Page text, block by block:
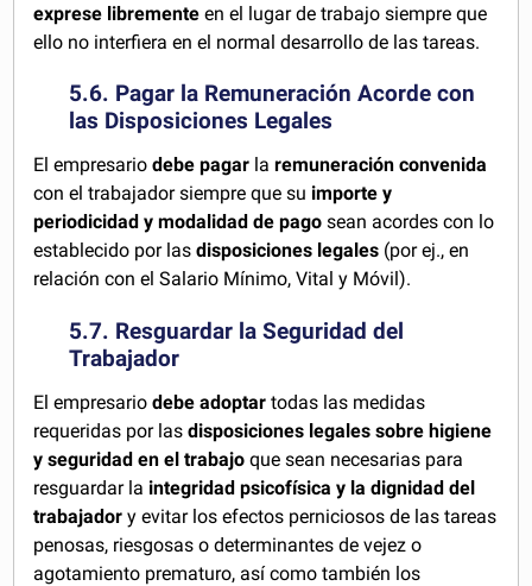
exprese libremente en el lugar de trabajo siempre que
ello no interfiera en el normal desarrollo de las tareas.
5.6. Pagar la Remuneración Acorde con
las Disposiciones Legales
El empresariodebe pagar laremuneración convenida
con el trabajador siempre que su importe y
periodicidad y modalidad de pago sean acordes con lo
establecido por lasdisposiciones legales (por ej., en
relación con el Salario Mínimo, Vital y Móvil).
5.7. Resguardar la Seguridad del
Trabajador
El empresariodebe adoptar todas las medidas
requeridas por lasdisposiciones legales sobre higiene
y seguridad en el trabajo que sean necesarias para
resguardar la integridad psicofísica y la dignidad del
trabajador y evitar los efectos perniciosos de las tareas
penosas, riesgosas o determinantes de vejez o
agotamiento prematuro, así como también los